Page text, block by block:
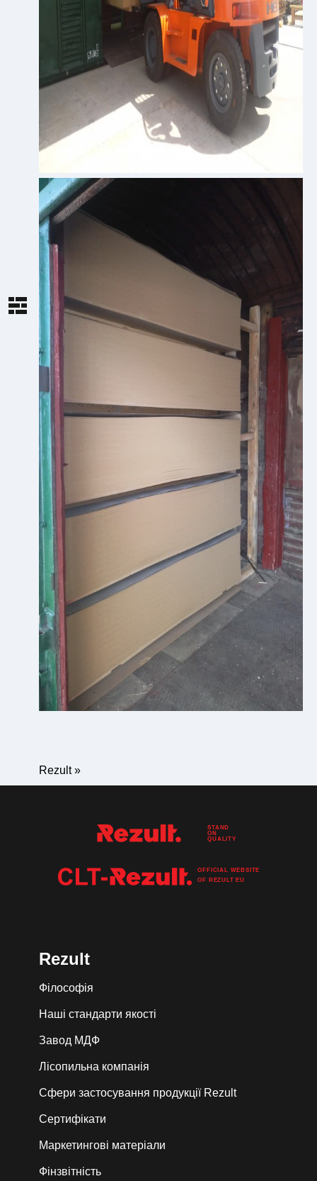
Rezult»
STAND
ON
QUALITY
OFFICIAL WEBSITE
OF REZULT EU
Rezult
Філософія
Наші стандарти якості
Завод МДФ
Лiсопильна компанія
Сфери застосування продукції Rezult
Сертифікати
Маркетингові матеріали
Фінзвітність